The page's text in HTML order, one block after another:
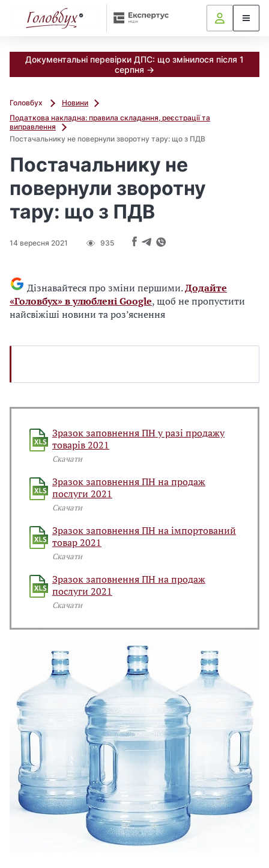
Документальні перевірки ДПС: що змінилося після 1
серпня →
Головбух
Новини
Податкова накладна: правила складання, реєстрації та
виправлення
Постачальнику не повернули зворотну тару: що з ПДВ
Постачальнику не
повернули зворотну
тару: що з ПДВ
14 вересня 2021 935
Дізнавайтеся про зміни першими.Додайте
«Головбух» в улюблені Google, щоб не пропустити
найсвіжіші новини та роз’яснення
Зразок заповнення ПН у разі продажу
товарів 2021
Скачати
Зразок заповнення ПН на продаж
послуги 2021
Скачати
Зразок заповнення ПН на імпортований
товар 2021
Скачати
Зразок заповнення ПН на продаж
послуги 2021
Скачати